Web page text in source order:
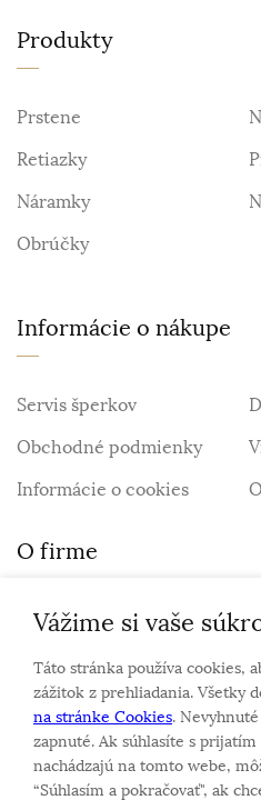
Produkty
Prstene
Retiazky
Náramky
Obrúčky
Informácie o nákupe
Servis šperkov
Obchodné podmienky
Informácie o cookies
O firme
Personalizovaný šperk
Kontakt
Sme rodinná firma a
a šperkov od roku 1994.
Vážime si vaše
Táto stránka používa cookies,
zážitok z prehliadania. Všetky
na stránke Cookies.
zapnuté. Ak súhlasíte s
nachádzajú na tomto webe,
“Súhlasím a pokračovať", ak